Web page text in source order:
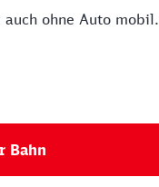
ohne Auto mobil.
Bahn